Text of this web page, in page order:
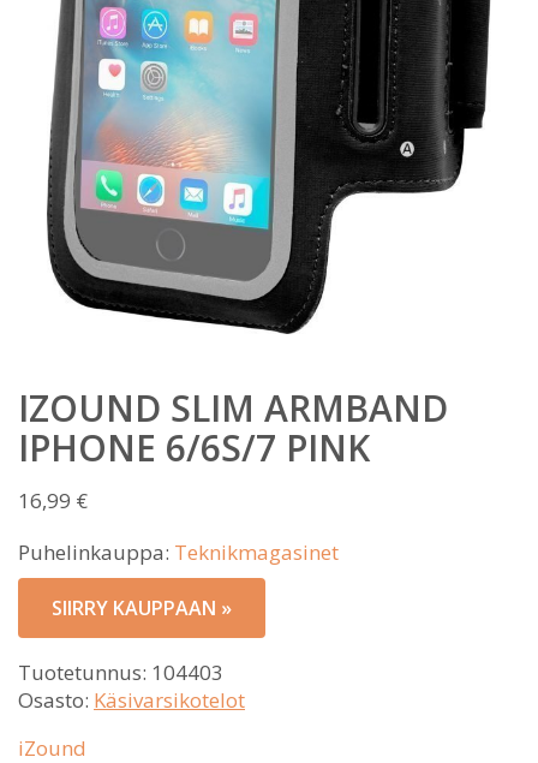
IZOUND SLIM ARMBAND
IPHONE 6/6S/7 PINK
16,99 €
Puhelinkauppa: Teknikmagasinet
SIIRRY KAUPPAAN »
Tuotetunnus: 104403
Osasto: Käsivarsikotelot
iZound